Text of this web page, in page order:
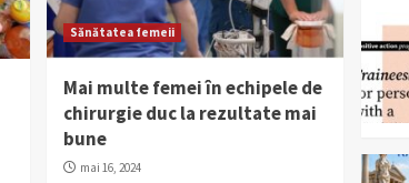
Sănătatea femeii
Mai multe femei în echipele de
chirurgie duc la rezultate mai
bune
mai 16, 2024